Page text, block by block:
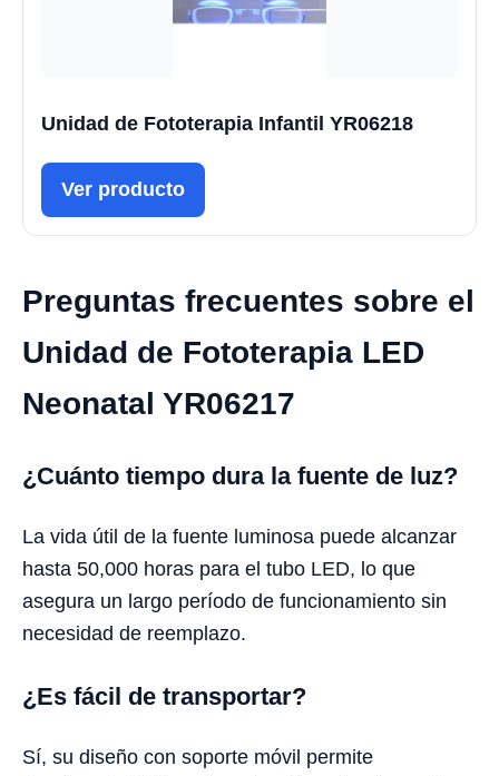
Unidad de Fototerapia Infantil YR06218
Ver producto
Preguntas frecuentes sobre el
Unidad de Fototerapia LED
Neonatal YR06217
¿Cuánto tiempo dura la fuente de luz?
La vida útil de la fuente luminosa puede alcanzar
hasta 50,000 horas para el tubo LED, lo que
asegura un largo período de funcionamiento sin
necesidad de reemplazo.
¿Es fácil de transportar?
Sí, su diseño con soporte móvil permite